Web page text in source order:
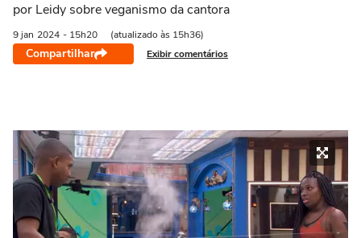
por Leidy sobre veganismo da cantora
9 jan 2024 - 15h20 (atualizado às 15h36)
Compartilhar Exibir comentários